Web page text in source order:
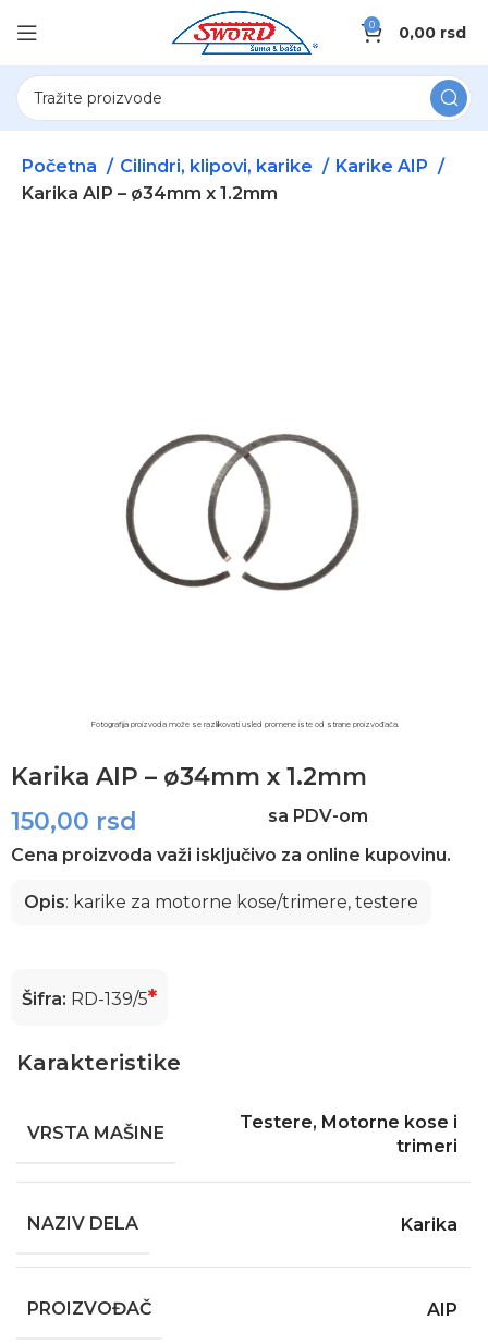
0 0,00 rsd
Početna Cilindri, klipovi, karike
Karike AIP
Karika AIP – ø34mm x 1.2mm
Fotografija proizvoda može se razlikovati usled promene iste od strane proizvođača.​
Karika AIP – ø34mm x 1.2mm
150,00 rsd
sa PDV-om
Cena proizvoda važi isključivo za online kupovinu.
Opis: karike za motorne kose/trimere, testere
Šifra: RD-139/5*
Karakteristike
VRSTA MAŠINE
Testere, Motorne kose i
trimeri
NAZIV DELA Karika
PROIZVOĐAČ AIP